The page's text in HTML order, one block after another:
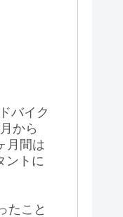
バイク
から
月間は
ントに
たこと